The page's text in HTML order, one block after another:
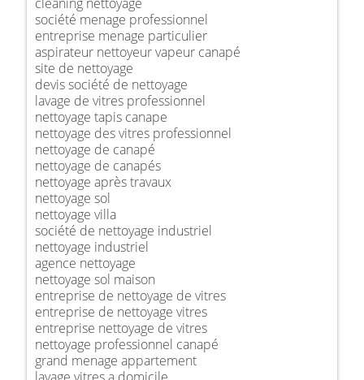
société menage professionnel
entreprise menage particulier
aspirateur nettoyeur vapeur canapé
site de nettoyage
devis société de nettoyage
lavage de vitres professionnel
nettoyage tapis canape
nettoyage des vitres professionnel
nettoyage de canapé
nettoyage de canapés
nettoyage après travaux
nettoyage sol
nettoyage villa
société de nettoyage industriel
nettoyage industriel
agence nettoyage
nettoyage sol maison
entreprise de nettoyage de vitres
entreprise de nettoyage vitres
entreprise nettoyage de vitres
nettoyage professionnel canapé
grand menage appartement
lavage vitres a domicile